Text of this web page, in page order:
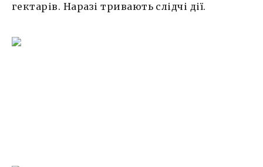
гектарів. Наразі тривають слідчі дії.